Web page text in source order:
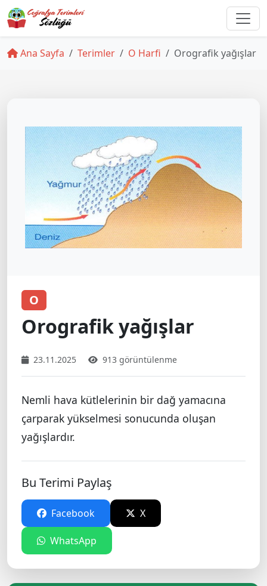
Ana Sayfa Terimler O Harfi Orografik yağışlar
O
Orografik yağışlar
23.11.2025 913 görüntülenme
Nemli hava kütlelerinin bir dağ yamacına
çarparak yükselmesi sonucunda oluşan
yağışlardır.
Bu Terimi Paylaş
Facebook X
WhatsApp